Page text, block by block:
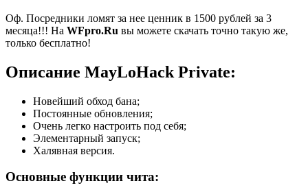
Оф. Посредники ломят за нее ценник в 1500 рублей за 3
месяца!!! На WFpro.Ru вы можете скачать точно такую же,
только бесплатно!
Описание MayLoHack Private:
Новейший обход бана;
Постоянные обновления;
Очень легко настроить под себя;
Элементарный запуск;
Халявная версия.
Основные функции чита: